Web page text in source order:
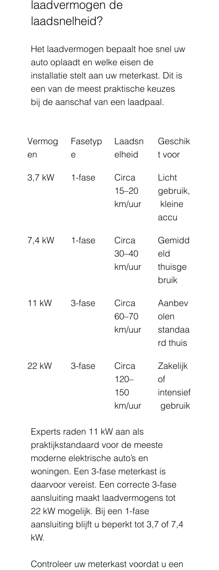
laadvermogen de
laadsnelheid?
Het laadvermogen bepaalt hoe snel uw
auto oplaadt en welke eisen de
installatie stelt aan uw meterkast. Dit is
een van de meest praktische keuzes
bij de aanschaf van een laadpaal.
Vermog
en
Fasetyp
e
Laadsn
elheid
Geschik
t voor
3,7 kW 1-fase
Circa
15–20
km/uur
Licht
gebruik,
kleine
accu
7,4 kW 1-fase
Circa
30–40
km/uur
Gemidd
eld
thuisge
bruik
11 kW 3-fase
Circa
60–70
km/uur
Aanbev
olen
standaa
rd thuis
22 kW 3-fase
Circa
120–
150
km/uur
Zakelijk
of
intensief
gebruik
Experts raden 11 kW aan als
praktijkstandaard voor de meeste
moderne elektrische auto’s en
woningen. Een 3-fase meterkast is
daarvoor vereist. Een correcte 3-fase
aansluiting maakt laadvermogens tot
22 kW mogelijk. Bij een 1-fase
aansluiting blijft u beperkt tot 3,7 of 7,4
kW.
Controleer uw meterkast voordat u een